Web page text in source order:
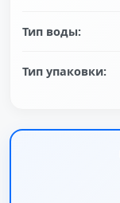
Тип воды:
Тип упаковки: